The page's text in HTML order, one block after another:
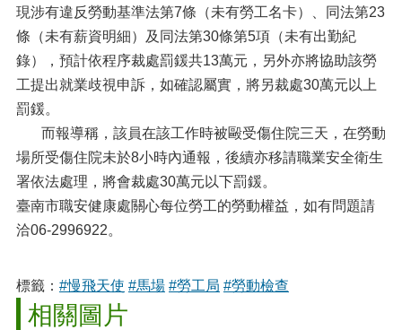
現涉有違反勞動基準法第7條（未有勞工名卡）、同法第23
條（未有薪資明細）及同法第30條第5項（未有出勤紀
錄），預計依程序裁處罰鍰共13萬元，另外亦將協助該勞
工提出就業歧視申訴，如確認屬實，將另裁處30萬元以上
罰鍰。
而報導稱，該員在該工作時被毆受傷住院三天，在勞動
場所受傷住院未於8小時內通報，後續亦移請職業安全衛生
署依法處理，將會裁處30萬元以下罰鍰。
臺南市職安健康處關心每位勞工的勞動權益，如有問題請
洽06-2996922。
標籤： #慢飛天使 #馬場 #勞工局 #勞動檢查
相關圖片